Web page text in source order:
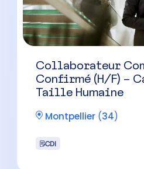
Montpellier ( 34)
CDI